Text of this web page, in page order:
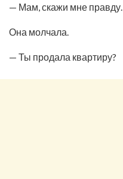
— Мам, скажи мне правду.
Она молчала.
— Ты продала квартиру?